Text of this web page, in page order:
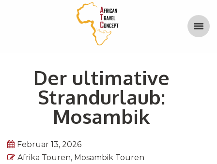
Der ultimative
Strandurlaub:
Mosambik
Februar 13, 2026
Afrika Touren, Mosambik Touren